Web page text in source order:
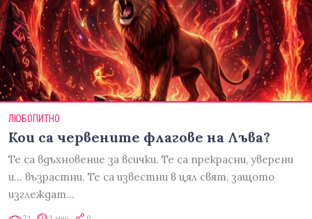
ЛЮБОПИТНО
Кои са червените флагове на Лъва?
Те са вдъхновение за всички. Те са прекрасни, уверени
и... възрастни. Те са известни в цял свят, защото
изглеждат…